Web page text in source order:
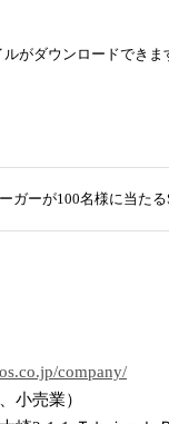
がダウンロードできま
ガーが100名様に当たる
company/
小売業）